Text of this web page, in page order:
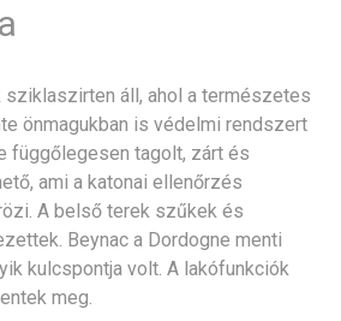
sziklaszirten áll, ahol a természetes
önmagukban is védelmi rendszert
függőlegesen tagolt, zárt és
ami a katonai ellenőrzés
A belső terek szűkek és
Beynac a Dordogne menti
kulcspontja volt. A lakófunkciók
meg.